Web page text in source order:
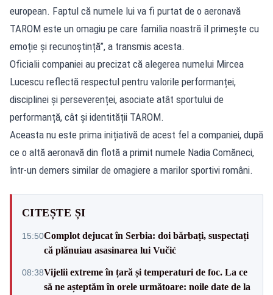
european. Faptul că numele lui va fi purtat de o aeronavă
TAROM este un omagiu pe care familia noastră îl primește cu
emoție și recunoștință”, a transmis acesta.
Oficialii companiei au precizat că alegerea numelui Mircea
Lucescu reflectă respectul pentru valorile performanței,
disciplinei și perseverenței, asociate atât sportului de
performanță, cât și identității TAROM.
Aceasta nu este prima inițiativă de acest fel a companiei, după
ce o altă aeronavă din flotă a primit numele Nadia Comăneci,
într-un demers similar de omagiere a marilor sportivi români.
CITEȘTE ȘI
15:50Complot dejucat în Serbia: doi bărbați, suspectați
că plănuiau asasinarea lui Vučić
08:38Vijelii extreme în țară și temperaturi de foc. La ce
să ne așteptăm în orele următoare: noile date de la